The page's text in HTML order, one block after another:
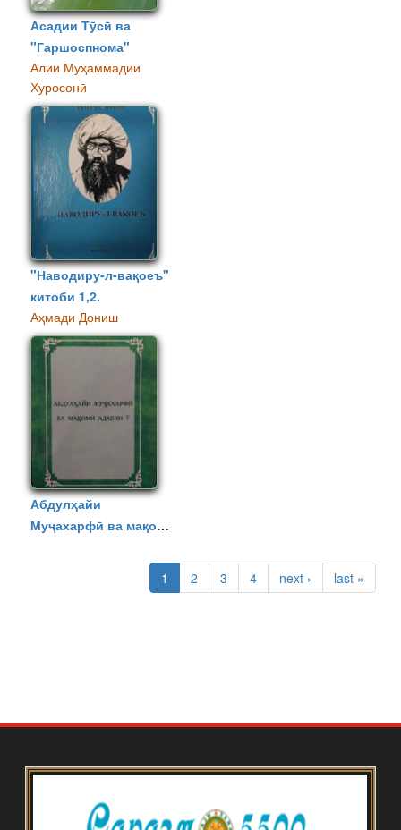
Асадии Тӯсӣ ва
"Гаршоспнома"
Алии Муҳаммадии
Хуросонӣ
"Наводиру-л-вақоеъ"
китоби 1,2.
Аҳмади Дониш
Абдулҳайи
Муҷахарфӣ ва мақоми
1 2 3 4 next › last »